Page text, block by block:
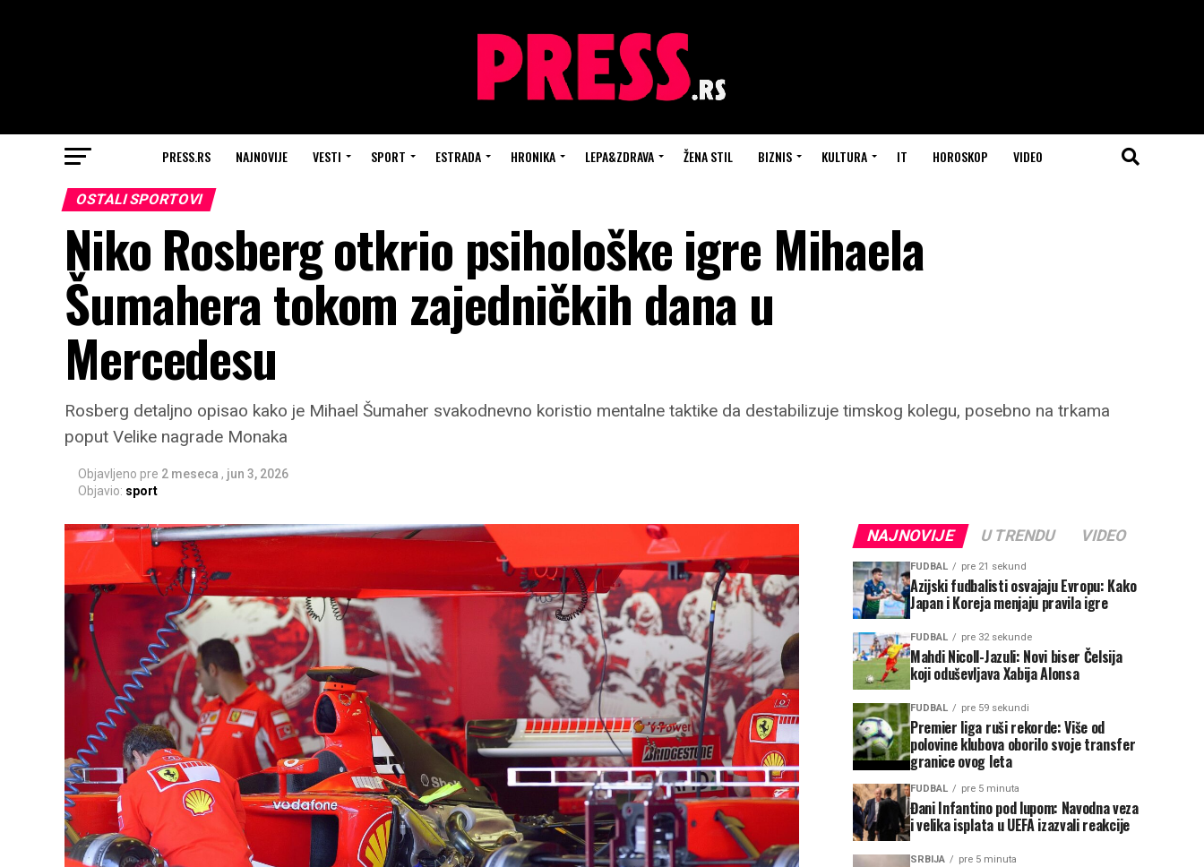
PRESS.RS NAJNOVIJE VESTI SPORT ESTRADA HRONIKA LEPA&ZDRAVA ŽENA STIL BIZNIS KULTURA IT HOROSKOP VIDEO
OSTALI SPORTOVI
Niko Rosberg otkrio psihološke igre Mihaela
Šumahera tokom zajedničkih dana u
Mercedesu
Rosberg detaljno opisao kako je Mihael Šumaher svakodnevno koristio mentalne taktike da destabilizuje timskog kolegu, posebno na trkama
poput Velike nagrade Monaka
Objavljeno pre 2 meseca , jun 3, 2026
Objavio: sport
NAJNOVIJE U TRENDU VIDEO
FUDBAL pre 21 sekund
Azijski fudbalisti osvajaju Evropu: Kako
Japan i Koreja menjaju pravila igre
FUDBAL pre 32 sekunde
Mahdi Nicoll-Jazuli: Novi biser Čelsija
koji oduševljava Xabija Alonsa
FUDBAL pre 59 sekundi
Premier liga ruši rekorde: Više od
polovine klubova oborilo svoje transfer
granice ovog leta
FUDBAL pre 5 minuta
Đani Infantino pod lupom: Navodna veza
i velika isplata u UEFA izazvali reakcije
SRBIJA pre 5 minuta